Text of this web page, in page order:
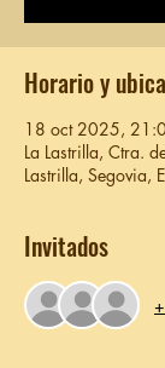
Horario y
18 oct 2025,
La Lastrilla, Ctra.
Lastrilla, Segovia,
Invitados